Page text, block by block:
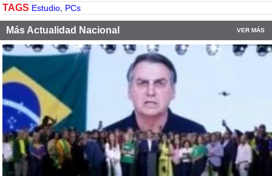
TAGS Estudio PCs
Más Actualidad Nacional VER MÁS